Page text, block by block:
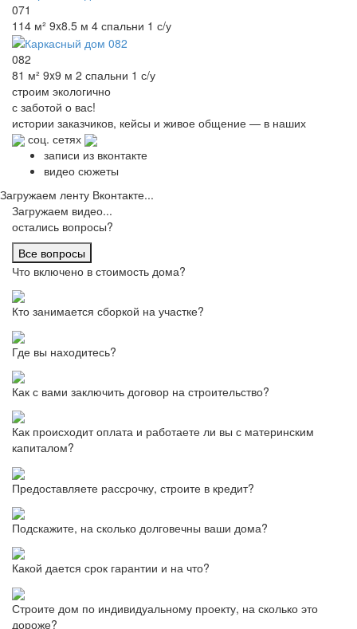
071
114 м² 9x8.5 м 4 спальни 1 с/у
082
81 м² 9x9 м 2 спальни 1 с/у
строим экологично
с заботой о вас!
истории заказчиков, кейсы и живое общение — в наших
соц. сетях
записи из вконтакте
видео сюжеты
Загружаем ленту Вконтакте...
Загружаем видео...
остались вопросы?
Все вопросы
Что включено в стоимость дома?
Кто занимается сборкой на участке?
Где вы находитесь?
Как с вами заключить договор на строительство?
Как происходит оплата и работаете ли вы с материнским
капиталом?
Предоставляете рассрочку, строите в кредит?
Подскажите, на сколько долговечны ваши дома?
Какой дается срок гарантии и на что?
Строите дом по индивидуальному проекту, на сколько это
дороже?